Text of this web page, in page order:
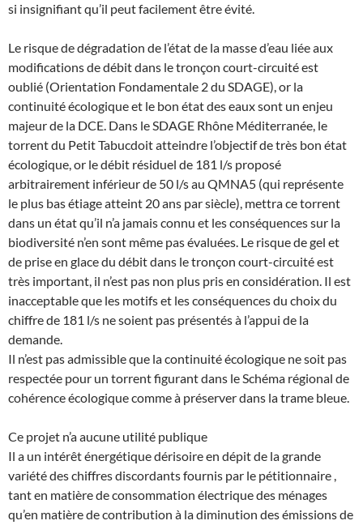
si insignifiant qu’il peut facilement être évité.
Le risque de dégradation de l’état de la masse d’eau liée aux
modifications de débit dans le tronçon court-circuité est
oublié (Orientation Fondamentale 2 du SDAGE), or la
continuité écologique et le bon état des eaux sont un enjeu
majeur de la DCE. Dans le SDAGE Rhône Méditerranée, le
torrent du Petit Tabucdoit atteindre l’objectif de très bon état
écologique, or le débit résiduel de 181 l/s proposé
arbitrairement inférieur de 50 l/s au QMNA5 (qui représente
le plus bas étiage atteint 20 ans par siècle), mettra ce torrent
dans un état qu’il n’a jamais connu et les conséquences sur la
biodiversité n’en sont même pas évaluées. Le risque de gel et
de prise en glace du débit dans le tronçon court-circuité est
très important, il n’est pas non plus pris en considération. Il est
inacceptable que les motifs et les conséquences du choix du
chiffre de 181 l/s ne soient pas présentés à l’appui de la
demande.
Il n’est pas admissible que la continuité écologique ne soit pas
respectée pour un torrent figurant dans le Schéma régional de
cohérence écologique comme à préserver dans la trame bleue.
Ce projet n’a aucune utilité publique
Il a un intérêt énergétique dérisoire en dépit de la grande
variété des chiffres discordants fournis par le pétitionnaire ,
tant en matière de consommation électrique des ménages
qu’en matière de contribution à la diminution des émissions de